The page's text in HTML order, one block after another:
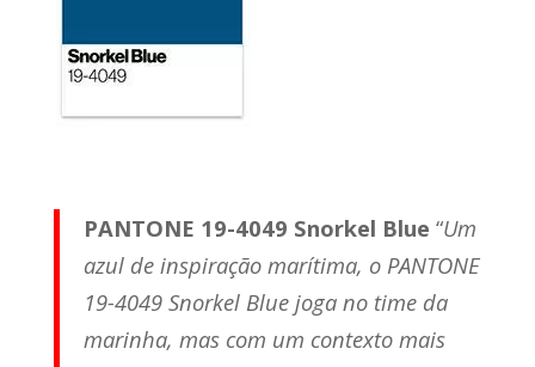
PANTONE 19-4049 Snorkel Blue “Um
azul de inspiração marítima, o PANTONE
19-4049 Snorkel Blue joga no time da
marinha, mas com um contexto mais